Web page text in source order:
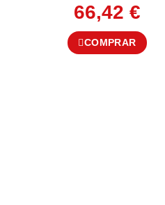
66,42 €
COMPRAR